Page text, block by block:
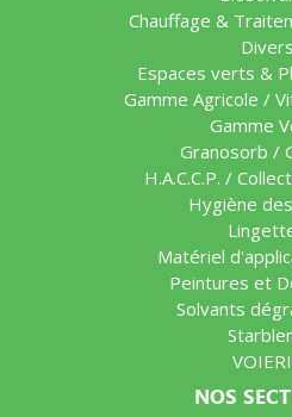
Chauffage &
Divers
Espaces verts &
Gamme Agricole /
Gamme
Granosorb /
H.A.C.C.P. /
Hygiène
Matériel
Peintures et
Solvants
NOS